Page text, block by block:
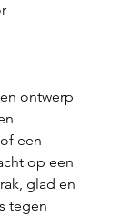
ontwerp
een
op een
glad en
tegen